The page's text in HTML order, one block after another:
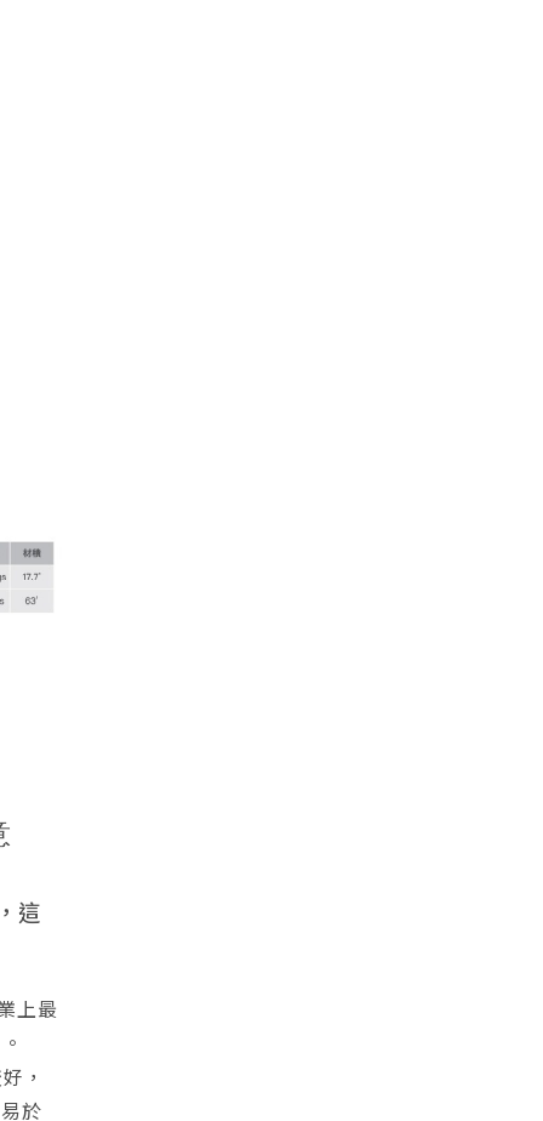
這
上最
，
於